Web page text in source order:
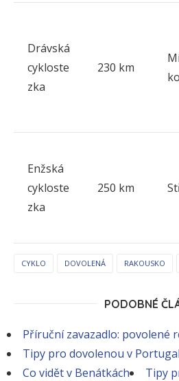
Drávská
cykloste
zka
230 km
Enžská
cykloste
zka
250 km
CYKLO DOVOLENÁ RAKOUSKO
PODOBNÉ
Příruční zavazadlo: povolené
Tipy pro dovolenou v
Co vidět v Benátkách
Tipy